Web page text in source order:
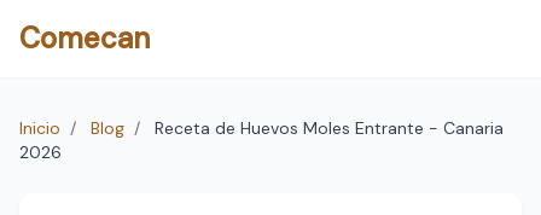
Comecan
Inicio / Blog /
Receta de Huevos Moles Entrante - Canaria
2026